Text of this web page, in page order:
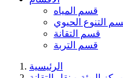
قسم المياه
التنوع الحيوي
قسم التقانة
قسم التربة
الرئيسية